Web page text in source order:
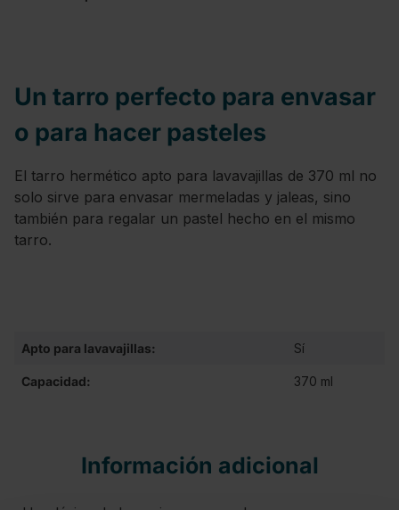
Un tarro perfecto para envasar
o para hacer pasteles
El tarro hermético apto para lavavajillas de 370 ml no
solo sirve para envasar mermeladas y jaleas, sino
también para regalar un pastel hecho en el mismo
tarro.
Apto para lavavajillas: Sí
Capacidad: 370 ml
Información adicional